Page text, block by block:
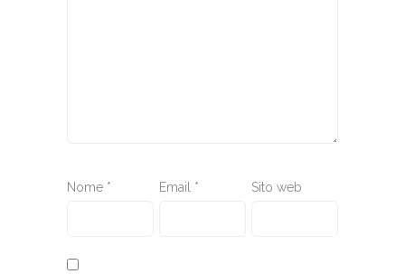
Nome * Email * Sito web